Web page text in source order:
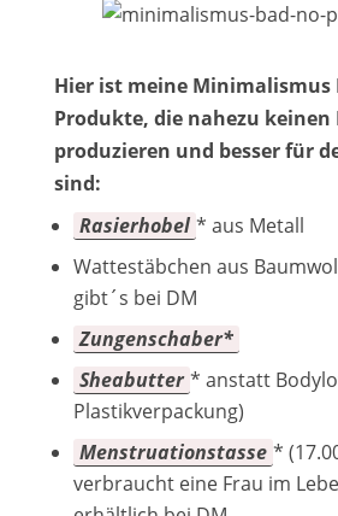
Hier ist meine Minimalismus
Produkte, die nahezu keinen
produzieren und besser für
sind:
Rasierhobel * aus Metall
Wattestäbchen aus
gibt´s bei DM
Zungenschaber*
Sheabutter * anstatt
Plastikverpackung)
Menstruationstasse *
verbraucht eine Frau im